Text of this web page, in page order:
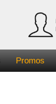
Promos